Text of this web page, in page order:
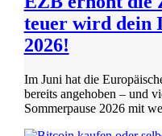
teuer wird dein
2026!
Im Juni hat die
bereits angehoben – und
Sommerpause 2026 mit